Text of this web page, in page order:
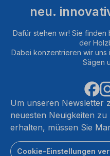
neu.
Dafür stehen wir! Sie
der
Dabei konzentrieren wir uns
Sägen
Um unseren Newsletter
neuesten Neuigkeiten
erhalten, müssen Sie
Cookie-Einstellungen